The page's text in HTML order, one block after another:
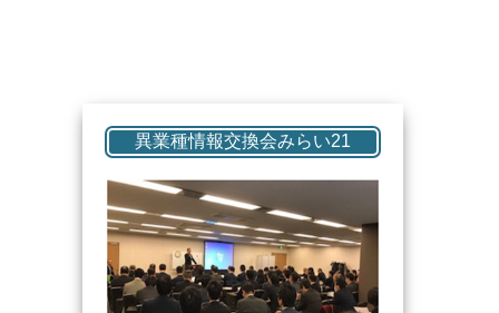
異業種情報交換会みらい21